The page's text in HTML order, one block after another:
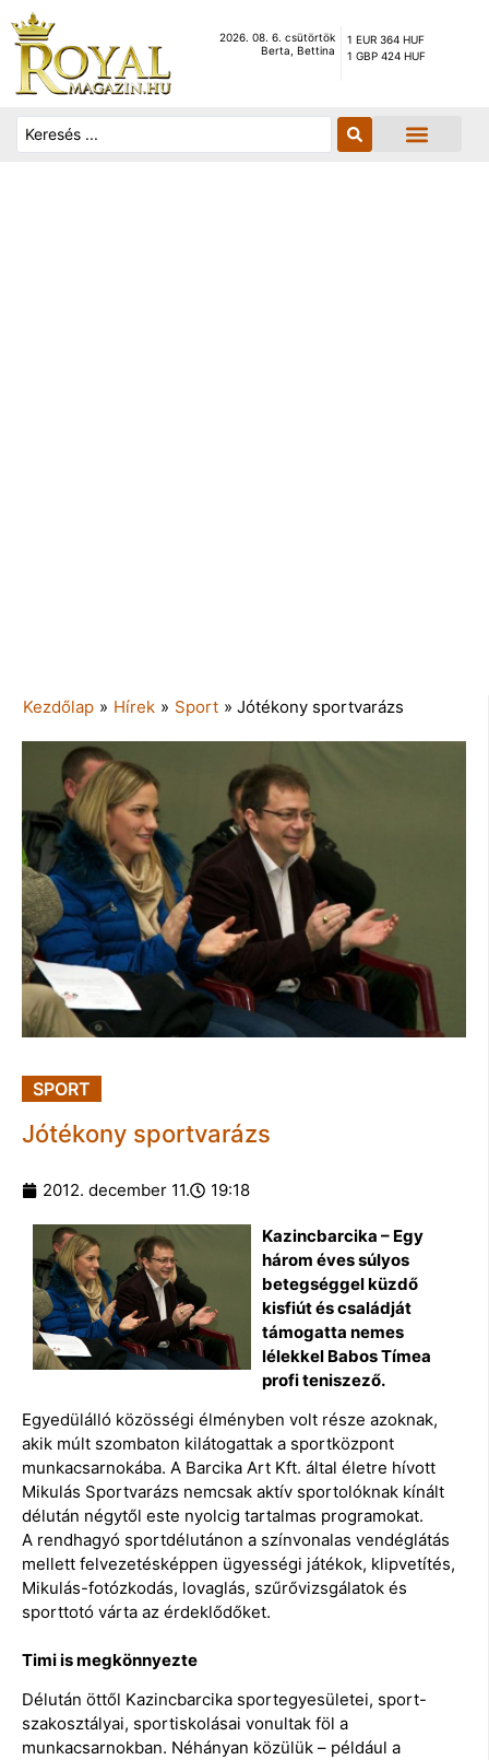
2026. 08. 6. csütörtök
Berta, Bettina
1 EUR 364 HUF
1 GBP 424 HUF
Kezdőlap » Hírek » Sport » Jótékony sportvarázs
SPORT
Jótékony sportvarázs
2012. december 11. 19:18
Kazincbarcika – Egy
három éves súlyos
betegséggel küzdő
kisfiút és családját
támogatta nemes
lélekkel Babos Tímea
profi teniszező.
Egyedülálló közösségi élményben volt része azoknak,
akik múlt szombaton kilátogattak a sportközpont
munkacsarnokába. A Barcika Art Kft. által életre hívott
Mikulás Sportvarázs nemcsak aktív sportolóknak kínált
délután négytől este nyolcig tartalmas programokat.
A rendhagyó sportdélutánon a színvonalas vendéglátás
mellett felvezetésképpen ügyességi játékok, klipvetítés,
Mikulás-fotózkodás, lovaglás, szűrővizsgálatok és
sporttotó várta az érdeklődőket.
Timi is megkönnyezte
Délután öttől Kazincbarcika sportegyesületei, sport-
szakosztályai, sportiskolásai vonultak föl a
munkacsarnokban. Néhányan közülük – például a